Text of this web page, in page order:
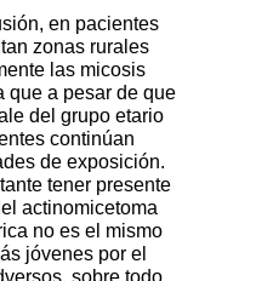
en pacientes
zonas rurales
las micosis
que a pesar de que
del grupo etario
continúan
de exposición.
tener presente
actinomicetoma
no es el mismo
jóvenes por el
sobre todo